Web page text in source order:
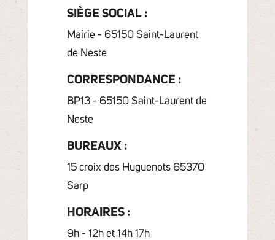
SIÈGE SOCIAL :
Mairie - 65150 Saint-Laurent
de Neste
CORRESPONDANCE :
BP13 - 65150 Saint-Laurent de
Neste
BUREAUX :
15 croix des Huguenots 65370
Sarp
HORAIRES :
9h - 12h et 14h 17h